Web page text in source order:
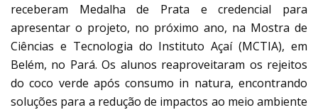
receberam Medalha de Prata e credencial para
apresentar o projeto, no próximo ano, na Mostra de
Ciências e Tecnologia do Instituto Açaí (MCTIA), em
Belém, no Pará. Os alunos reaproveitaram os rejeitos
do coco verde após consumo in natura, encontrando
soluções para a redução de impactos ao meio ambiente